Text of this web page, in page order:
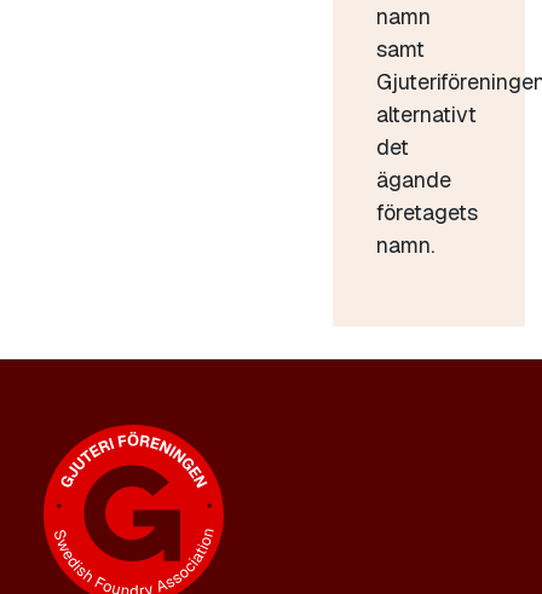
namn
samt
alternativt
det
ägande
företagets
namn.